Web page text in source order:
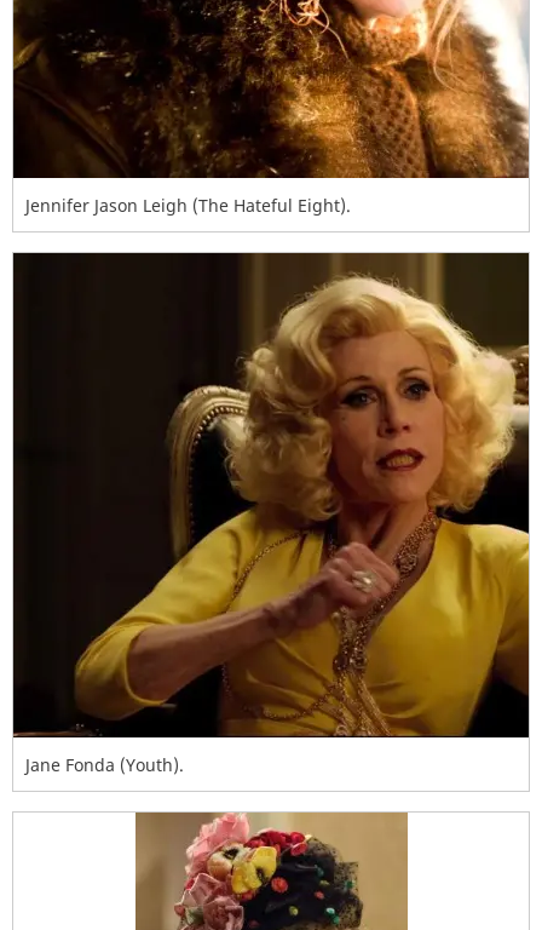
Jennifer Jason Leigh (The Hateful Eight).
Jane Fonda (Youth).